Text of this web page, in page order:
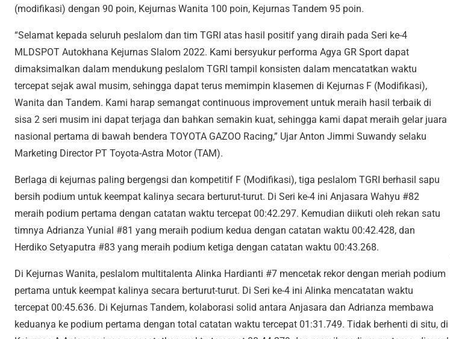
(modifikasi) dengan 90 poin, Kejurnas Wanita 100 poin, Kejurnas Tandem 95 poin.
“Selamat kepada seluruh peslalom dan tim TGRI atas hasil positif yang diraih pada Seri ke-4
MLDSPOT Autokhana Kejurnas Slalom 2022. Kami bersyukur performa Agya GR Sport dapat
dimaksimalkan dalam mendukung peslalom TGRI tampil konsisten dalam mencatatkan waktu
tercepat sejak awal musim, sehingga dapat terus memimpin klasemen di Kejurnas F (Modifikasi),
Wanita dan Tandem. Kami harap semangat continuous improvement untuk meraih hasil terbaik di
sisa 2 seri musim ini dapat terjaga dan bahkan semakin kuat, sehingga kami dapat meraih gelar juara
nasional pertama di bawah bendera TOYOTA GAZOO Racing,” Ujar Anton Jimmi Suwandy selaku
Marketing Director PT Toyota-Astra Motor (TAM).
Berlaga di kejurnas paling bergengsi dan kompetitif F (Modifikasi), tiga peslalom TGRI berhasil sapu
bersih podium untuk keempat kalinya secara berturut-turut. Di Seri ke-4 ini Anjasara Wahyu #82
meraih podium pertama dengan catatan waktu tercepat 00:42.297. Kemudian diikuti oleh rekan satu
timnya Adrianza Yunial #81 yang meraih podium kedua dengan catatan waktu 00:42.428, dan
Herdiko Setyaputra #83 yang meraih podium ketiga dengan catatan waktu 00:43.268.
Di Kejurnas Wanita, peslalom multitalenta Alinka Hardianti #7 mencetak rekor dengan meriah podium
pertama untuk keempat kalinya secara berturut-turut. Di Seri ke-4 ini Alinka mencatatan waktu
tercepat 00:45.636. Di Kejurnas Tandem, kolaborasi solid antara Anjasara dan Adrianza membawa
keduanya ke podium pertama dengan total catatan waktu tercepat 01:31.749. Tidak berhenti di situ, di